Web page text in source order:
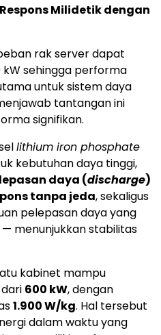
Milidetik dengan
rak server dapat
kW sehingga performa
untuk sistem daya
tantangan ini
signifikan.
lithium iron phosphate
kebutuhan daya tinggi,
daya (discharge)
tanpa jeda, sekaligus
pelepasan daya yang
— menunjukkan stabilitas
kabinet mampu
600 kW, dengan
1.900 W/kg. Hal tersebut
dalam waktu yang